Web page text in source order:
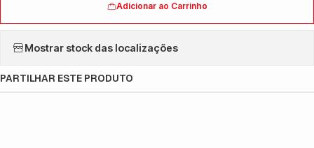
Adicionar ao Carrinho
Mostrar stock das localizações
PARTILHAR ESTE PRODUTO